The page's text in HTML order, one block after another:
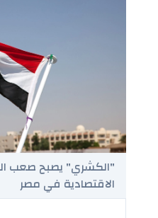
"الكشري" يصبح صعب
الاقتصادية في مصر